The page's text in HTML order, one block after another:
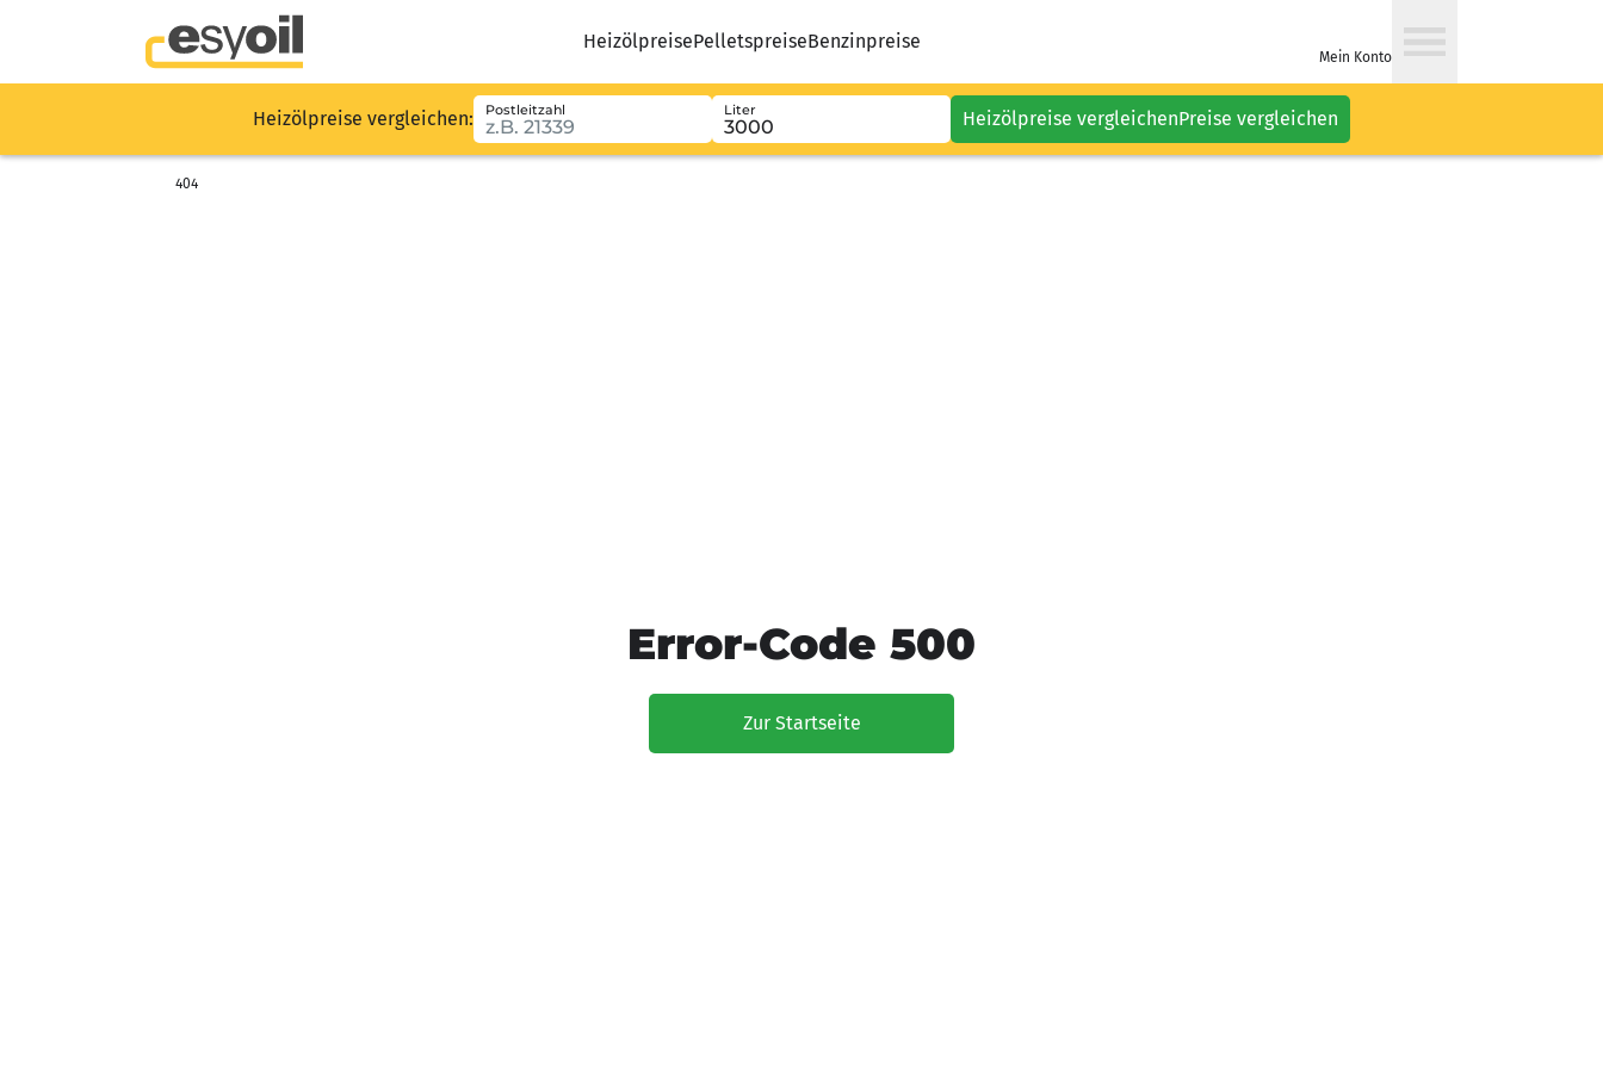
HeizölpreisePelletspreiseBenzinpreise
Mein Konto
Heizölpreise vergleichen: Postleitzahl Liter Heizölpreise vergleichenPreise vergleichen
404
Error-Code 500
Zur Startseite